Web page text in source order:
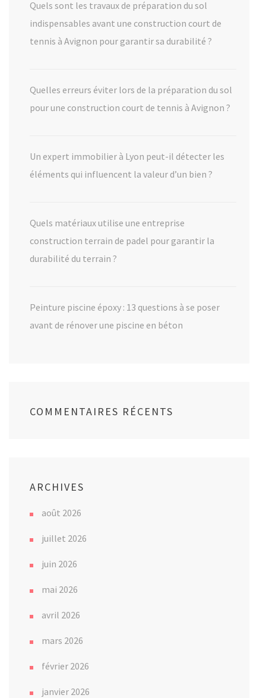
Quels sont les travaux de préparation du sol
indispensables avant une construction court de
tennis à Avignon pour garantir sa durabilité ?
Quelles erreurs éviter lors de la préparation du sol
pour une construction court de tennis à Avignon ?
Un expert immobilier à Lyon peut-il détecter les
éléments qui influencent la valeur d’un bien ?
Quels matériaux utilise une entreprise
construction terrain de padel pour garantir la
durabilité du terrain ?
Peinture piscine époxy : 13 questions à se poser
avant de rénover une piscine en béton
COMMENTAIRES RÉCENTS
ARCHIVES
août 2026
juillet 2026
juin 2026
mai 2026
avril 2026
mars 2026
février 2026
janvier 2026